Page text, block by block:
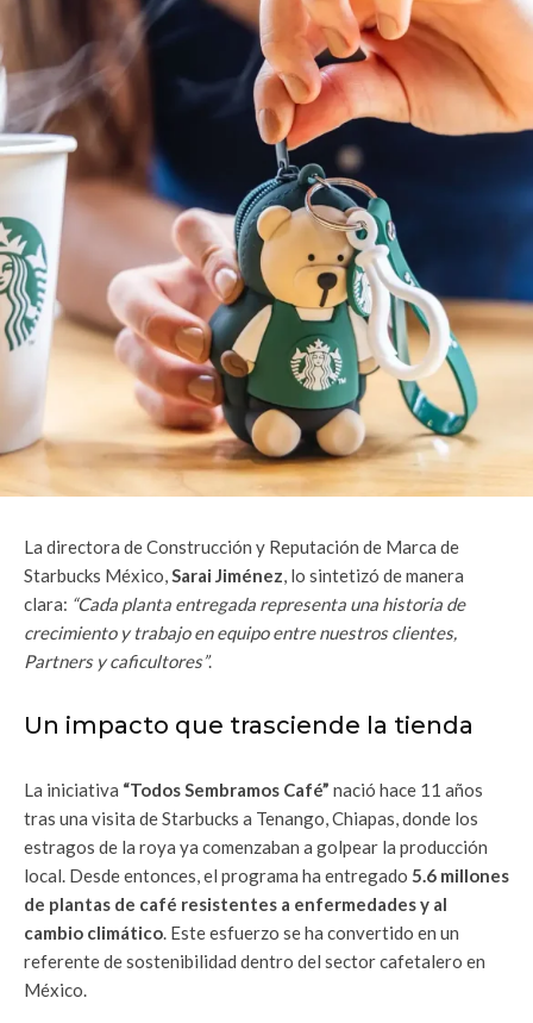
La directora de Construcción y Reputación de Marca de
Starbucks México, Sarai Jiménez , lo sintetizó de manera
clara: “Cada planta entregada representa una historia de
crecimiento y trabajo en equipo entre nuestros clientes,
Partners y caficultores”.
Un impacto que trasciende la tienda
La iniciativa “Todos Sembramos Café” nació hace 11 años
tras una visita de Starbucks a Tenango, Chiapas, donde los
estragos de la roya ya comenzaban a golpear la producción
local. Desde entonces, el programa ha entregado 5.6 millones
de plantas de café resistentes a enfermedades y al
cambio climático . Este esfuerzo se ha convertido en un
referente de sostenibilidad dentro del sector cafetalero en
México.